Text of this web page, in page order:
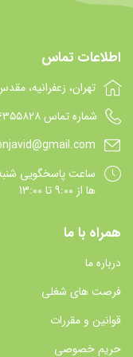
اطلاعات تماس
تهران، زعفرانیه،
شماره تماس 021۲۶۳۵۵۸۲۸ واتساپ 09339813193
ها از 9:00 تا 13:00
همراه با ما
درباره ما
فرصت های شغلی
قوانین و مقررات
حریم خصوصی